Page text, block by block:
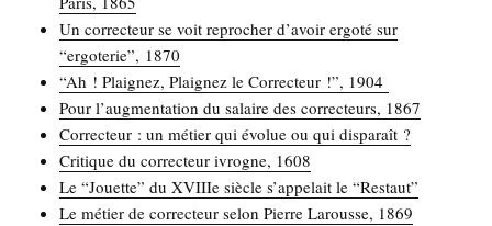
Un cor­rec­teur se voit repro­cher d’avoir ergo­té sur
“ergo­te­rie”, 1870
“Ah ! Plai­gnez, Plai­gnez le Cor­rec­teur !”, 1904
Pour l’augmentation du salaire des cor­rec­teurs, 1867
Cor­rec­teur : un métier qui évo­lue ou qui disparaît ?
Cri­tique du cor­rec­teur ivrogne, 1608
Le “Jouette” du XVIIIe siècle s’appelait le “Res­taut”
Le métier de cor­rec­teur selon Pierre Larousse, 1869